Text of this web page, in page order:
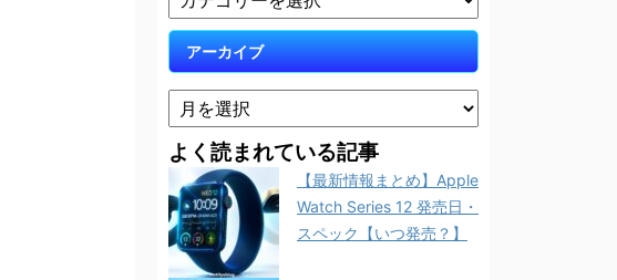
アーカイブ
よく読まれている記事
【最新情報まとめ】Apple
Watch Series 12 発売日・
スペック【いつ発売？】